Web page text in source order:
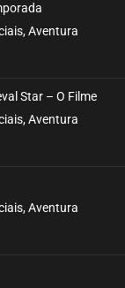
Aventura
Star – O Filme
Aventura
Aventura